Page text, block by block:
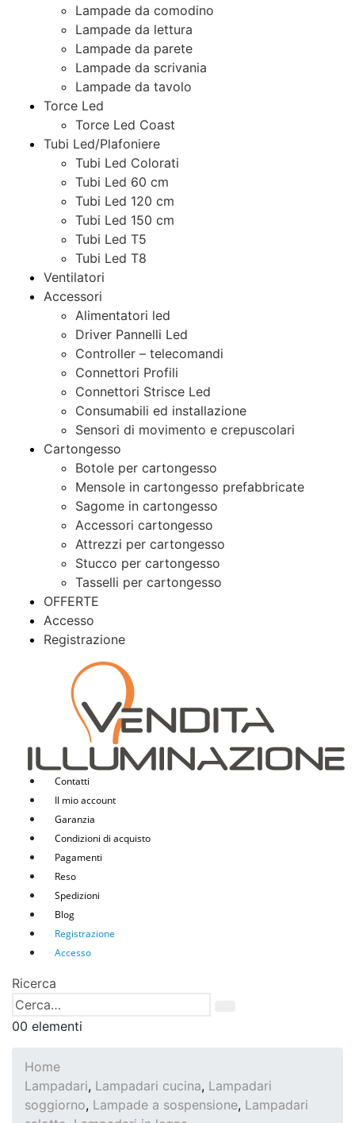
Lampade da comodino
Lampade da lettura
Lampade da parete
Lampade da scrivania
Lampade da tavolo
Torce Led
Torce Led Coast
Tubi Led/Plafoniere
Tubi Led Colorati
Tubi Led 60 cm
Tubi Led 120 cm
Tubi Led 150 cm
Tubi Led T5
Tubi Led T8
Ventilatori
Accessori
Alimentatori led
Driver Pannelli Led
Controller – telecomandi
Connettori Profili
Connettori Strisce Led
Consumabili ed installazione
Sensori di movimento e crepuscolari
Cartongesso
Botole per cartongesso
Mensole in cartongesso prefabbricate
Sagome in cartongesso
Accessori cartongesso
Attrezzi per cartongesso
Stucco per cartongesso
Tasselli per cartongesso
OFFERTE
Accesso
Registrazione
Contatti
Il mio account
Garanzia
Condizioni di acquisto
Pagamenti
Reso
Spedizioni
Blog
Registrazione
Accesso
Ricerca
00 elementi
Home
Lampadari, Lampadari cucina, Lampadari
soggiorno, Lampade a sospensione, Lampadari